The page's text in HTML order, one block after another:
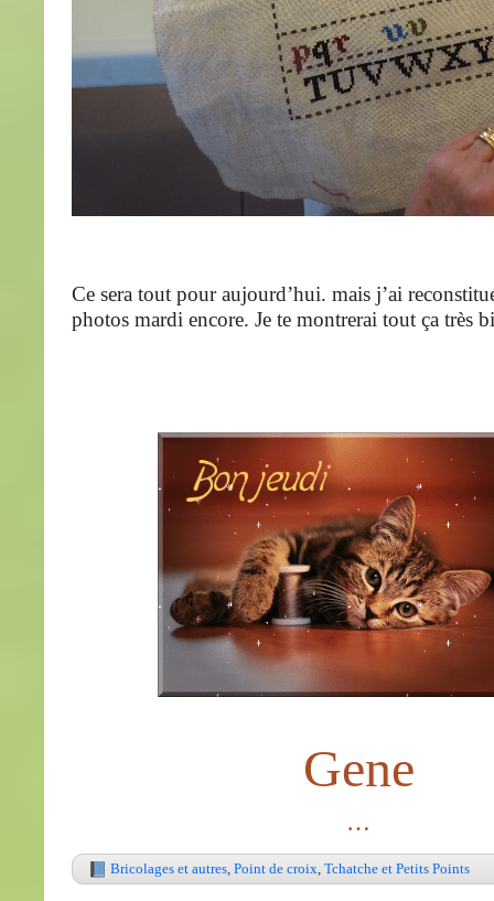
Ce sera tout pour aujourd’hui. mais j’ai
photos mardi encore. Je te montrerai tout ça très
Gene
…
Bricolages et autres, Point de croix, Tchatche et Petits Points